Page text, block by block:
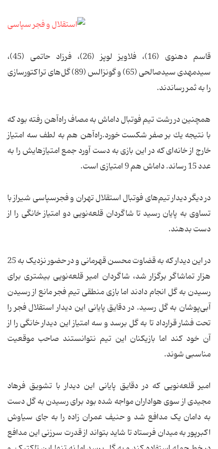
قاسم دهنوی (16)، فلاویز لوپز (26)، فرزاد حاتمی (45)،
سیدمهدی سیدصالحی (65) و گونزالس (89) گل‌های تراكتورسازی
را به ثمر رساندند.
همچنین در رشت تیم فوتبال داماش به مصاف راه‌آهن رفته بود كه
با نتیجه یك بر صفر شكست خورد.راه‌آهن هم به لطف سه امتیاز
خارج از خانه‌ای كه در این بازی به دست آورد جمع امتیازهایش را به
عدد 15 رساند. داماش هم 9 امتیازی است.
در دیگر دیدار تیم‌های فوتبال استقلال تهران و فجرسپاسی شیراز با
تساوی به پایان رسید تا شاگردان قلعه‌نویی دو امتیاز خانگی را از
دست بدهند.
در این دیدار که به قضاوت محسن قهرمانی و در حضور نزدیک به 25
هزار تماشاگر برگزار شد، شاگردان امیر قلعه‌نویی بیشتری برای
رسیدن به گل انجام دادند اما بازی منطقی تیم فجر مانع از رسیدن
آبی‌پوشان به گل رسید. در دقایق پایانی این دیدار استقلال فجر را
تحت فشار قرارداد تا به گل برسد و سه امتیاز این دیدار خانگی را از
آن خود کند اما بازیکنان این تیم نتوانستند صاحب موقعیت
مناسبی شوند.
امیر قلعه‌نویی که در دقایق پایانی این دیدار با تشویق فرهاد
مجیدی از سوی هواداران مواجه شده بود برای رسیدن به گل دست
به دامان یک مدافع شد و حنیف عمران زاده را به جای سیاوش
اکبرپور به میدان فرستاد تا شاید بتواند از قدرت سرزنی این مدافع